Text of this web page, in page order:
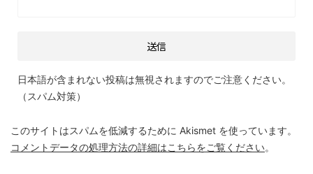
日本語が含まれない投稿は無視されますのでご注意ください。
（スパム対策）
このサイトはスパムを低減するために Akismet を使っています。
コメントデータの処理方法の詳細はこちらをご覧ください。